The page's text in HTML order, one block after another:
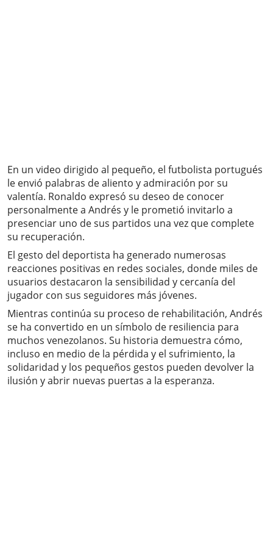
En un video dirigido al pequeño, el futbolista portugués
le envió palabras de aliento y admiración por su
valentía. Ronaldo expresó su deseo de conocer
personalmente a Andrés y le prometió invitarlo a
presenciar uno de sus partidos una vez que complete
su recuperación.
El gesto del deportista ha generado numerosas
reacciones positivas en redes sociales, donde miles de
usuarios destacaron la sensibilidad y cercanía del
jugador con sus seguidores más jóvenes.
Mientras continúa su proceso de rehabilitación, Andrés
se ha convertido en un símbolo de resiliencia para
muchos venezolanos. Su historia demuestra cómo,
incluso en medio de la pérdida y el sufrimiento, la
solidaridad y los pequeños gestos pueden devolver la
ilusión y abrir nuevas puertas a la esperanza.